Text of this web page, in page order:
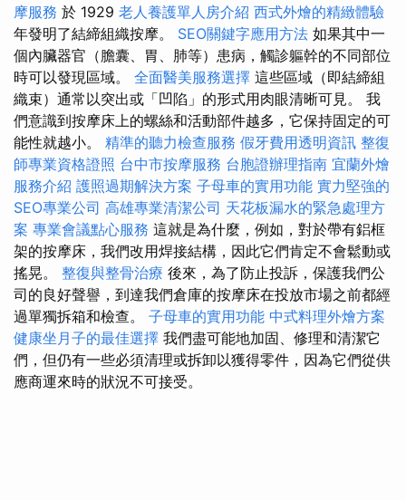
摩服務 於 1929 老人養護單人房介紹 西式外燴的精緻體驗
年發明了結締組織按摩。 SEO關鍵字應用方法 如果其中一
個內臟器官（膽囊、胃、肺等）患病，觸診軀幹的不同部位
時可以發現區域。 全面醫美服務選擇 這些區域（即結締組
織束）通常以突出或「凹陷」的形式用肉眼清晰可見。 我
們意識到按摩床上的螺絲和活動部件越多，它保持固定的可
能性就越小。 精準的聽力檢查服務 假牙費用透明資訊 整復
師專業資格證照 台中市按摩服務 台胞證辦理指南 宜蘭外燴
服務介紹 護照過期解決方案 子母車的實用功能 實力堅強的
SEO專業公司 高雄專業清潔公司 天花板漏水的緊急處理方
案 專業會議點心服務 這就是為什麼，例如，對於帶有鋁框
架的按摩床，我們改用焊接結構，因此它們肯定不會鬆動或
搖晃。 整復與整骨治療 後來，為了防止投訴，保護我們公
司的良好聲譽，到達我們倉庫的按摩床在投放市場之前都經
過單獨拆箱和檢查。 子母車的實用功能 中式料理外燴方案
健康坐月子的最佳選擇 我們盡可能地加固、修理和清潔它
們，但仍有一些必須清理或拆卸以獲得零件，因為它們從供
應商運來時的狀況不可接受。